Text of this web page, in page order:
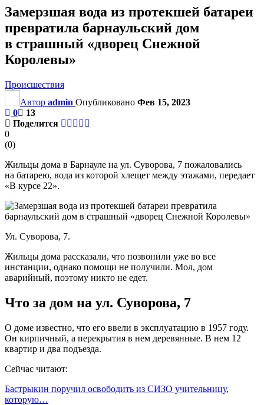
Замерзшая вода из протекшей батареи
превратила барнаульский дом
в страшный «дворец Снежной
Королевы»
Происшествия
Автор admin Опубликовано Фев 15, 2023
0
13
Поделится
0
(0)
Жильцы дома в Барнауле на ул. Суворова, 7 пожаловались
на батарею, вода из которой хлещет между этажами, передает
«В курсе 22».
Ул. Суворова, 7.
Жильцы дома рассказали, что позвонили уже во все
инстанции, однако помощи не получили. Мол, дом
аварийный, поэтому никто не едет.
Что за дом на ул. Суворова, 7
О доме известно, что его ввели в эксплуатацию в 1957 году.
Он кирпичный, а перекрытия в нем деревянные. В нем 12
квартир и два подъезда.
Сейчас читают:
Бастрыкин поручил освободить из СИЗО учительницу,
которую…